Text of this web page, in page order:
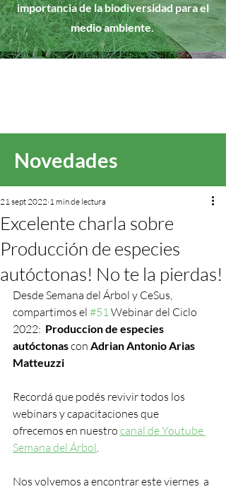
importancia de la biodiversidad para el
medio ambiente.
Novedades
Excelente charla sobre
Producción de especies
autóctonas! No te la pierdas!
21 sept 2022 1 min de lectura
Desde Semana del Árbol y CeSus,
compartimos el #51 Webinar del Ciclo
2022: Produccion de especies
autóctonas con Adrian Antonio Arias
Matteuzzi
Recordá que podés revivir todos los
webinars y capacitaciones que
ofrecemos en nuestro canal de Youtube
Semana del Árbol.
Nos volvemos a encontrar este viernes  a